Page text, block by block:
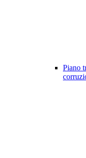
Piano